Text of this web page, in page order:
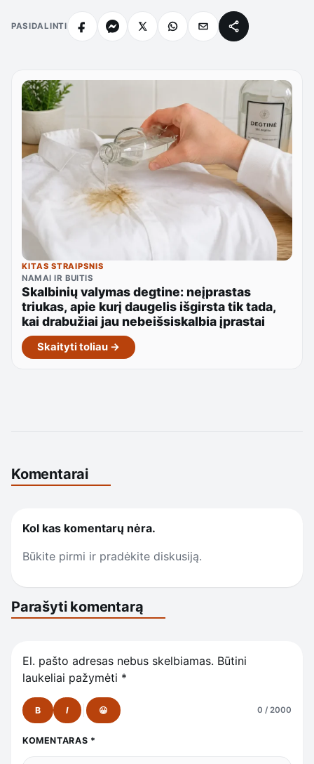
PASIDALINTI
KITAS STRAIPSNIS
NAMAI IR BUITIS
Skalbinių valymas degtine: neįprastas
triukas, apie kurį daugelis išgirsta tik tada,
kai drabužiai jau nebeišsiskalbia įprastai
Skaityti toliau →
Komentarai
Kol kas komentarų nėra.
Būkite pirmi ir pradėkite diskusiją.
Parašyti komentarą
El. pašto adresas nebus skelbiamas. Būtini
laukeliai pažymėti *
B I 😀 0 / 2000
KOMENTARAS *